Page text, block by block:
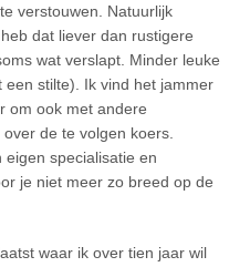
verstouwen. Natuurlijk
dat liever dan rustigere
wat verslapt. Minder leuke
stilte). Ik vind het jammer
om ook met andere
de te volgen koers.
specialisatie en
je niet meer zo breed op de
waar ik over tien jaar wil